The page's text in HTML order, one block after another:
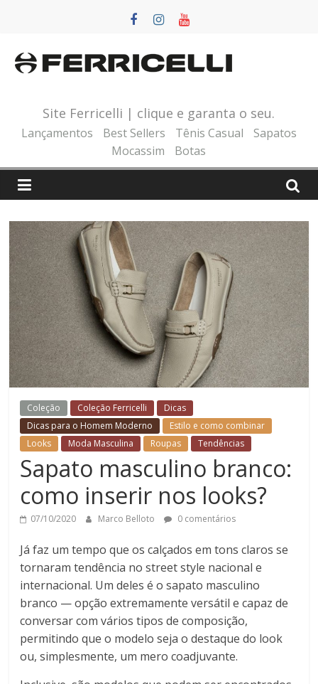
conteúdo
Site Ferricelli | clique e garanta o seu.
Lançamentos Best Sellers Tênis Casual
Sapatos
Mocassim
Botas
Coleção Coleção Ferricelli
Dicas
Dicas para o Homem Moderno
Estilo e como combinar
Looks
Moda Masculina Roupas Tendências
Sapato masculino branco:
como inserir nos looks?
07/10/2020 Marco Belloto 0 comentários
Já faz um tempo que os calçados em tons claros se
tornaram tendência no street style nacional e
internacional. Um deles é o sapato masculino
branco — opção extremamente versátil e capaz de
conversar com vários tipos de composição,
permitindo que o modelo seja o destaque do look
ou, simplesmente, um mero coadjuvante.